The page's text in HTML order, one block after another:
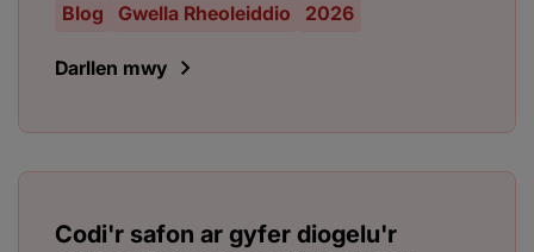
Blog Gwella Rheoleiddio 2026
Darllen mwy
Codi'r safon ar gyfer diogelu'r